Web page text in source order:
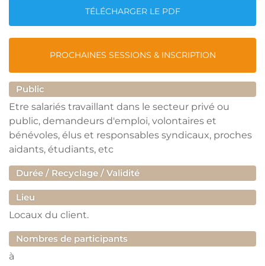
TÉLÉCHARGER LE PDF
PROCHAINES SESSIONS & INSCRIPTION
Public
Etre salariés travaillant dans le secteur privé ou
public, demandeurs d'emploi, volontaires et
bénévoles, élus et responsables syndicaux, proches
aidants, étudiants, etc
Durée / Recyclage / Validité
Lieu
Locaux du client.
Nombres de participants
à